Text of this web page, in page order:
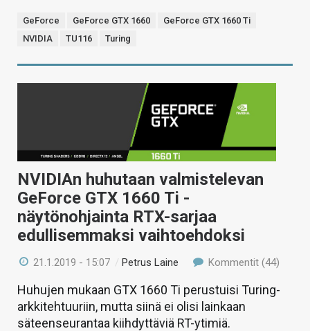
GeForce GeForce GTX 1660
GeForce GTX 1660 Ti
NVIDIA
TU116 Turing
NVIDIAn huhutaan valmistelevan
GeForce GTX 1660 Ti -
näytönohjainta RTX-sarjaa
edullisemmaksi vaihtoehdoksi
21.1.2019 - 15:07 /Petrus Laine Kommentit (44)
Huhujen mukaan GTX 1660 Ti perustuisi Turing-
arkkitehtuuriin, mutta siinä ei olisi lainkaan
säteenseurantaa kiihdyttäviä RT-ytimiä.